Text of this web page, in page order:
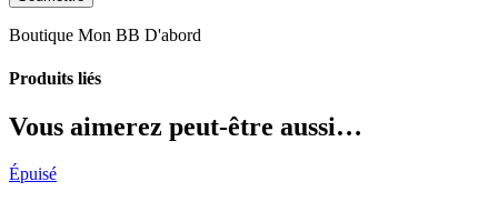
Boutique Mon BB D'abord
Produits liés
Vous aimerez peut-être aussi…
Épuisé